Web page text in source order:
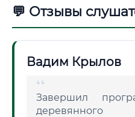
💬 Отзывы
Вадим Крылов
Завершил
деревянного